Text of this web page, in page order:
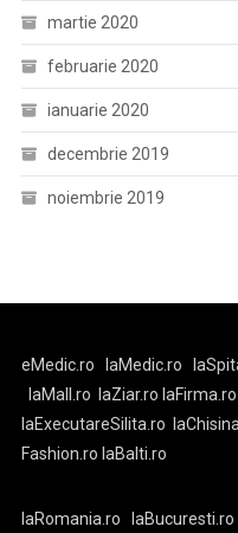
martie 2020
februarie 2020
ianuarie 2020
decembrie 2019
noiembrie 2019
eMedic.ro laMedic.ro
laMall.ro
laZiar.ro laFirma.ro
laExecutareSilita.ro
Fashion.ro laBalti.ro
laRomania.ro laBucuresti.ro